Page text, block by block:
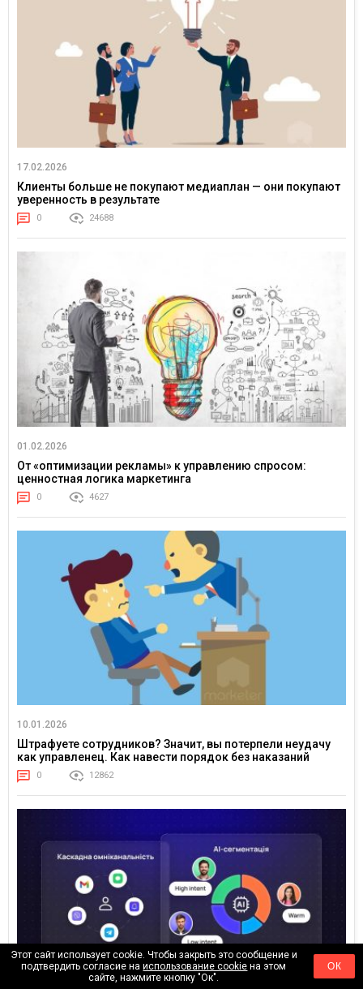
17.02.2026
Клиенты больше не покупают медиаплан — они покупают
уверенность в результате
0 24688
01.02.2026
От «оптимизации рекламы» к управлению спросом:
ценностная логика маркетинга
0 4627
10.01.2026
Штрафуете сотрудников? Значит, вы потерпели неудачу
как управленец. Как навести порядок без наказаний
0 12862
Этот сайт использует cookie. Чтобы закрыть это сообщение и
подтвердить согласие наиспользование cookie на этом
сайте, нажмите кнопку "Ок".
ОК